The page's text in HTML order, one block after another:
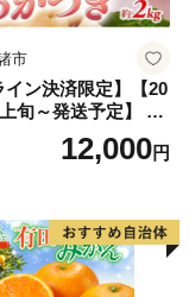
市
イン決済限定】【20
旬～発送予定】 先
浅間水蜜桃プレミ
も あかつき 秀品 約
長野県産 小諸市
12,000円